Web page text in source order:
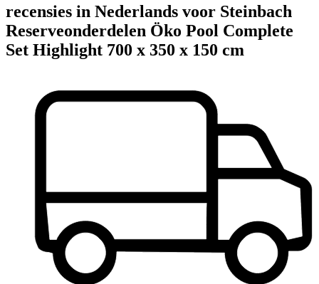
recensies in Nederlands voor Steinbach
Reserveonderdelen Öko Pool Complete
Set Highlight 700 x 350 x 150 cm